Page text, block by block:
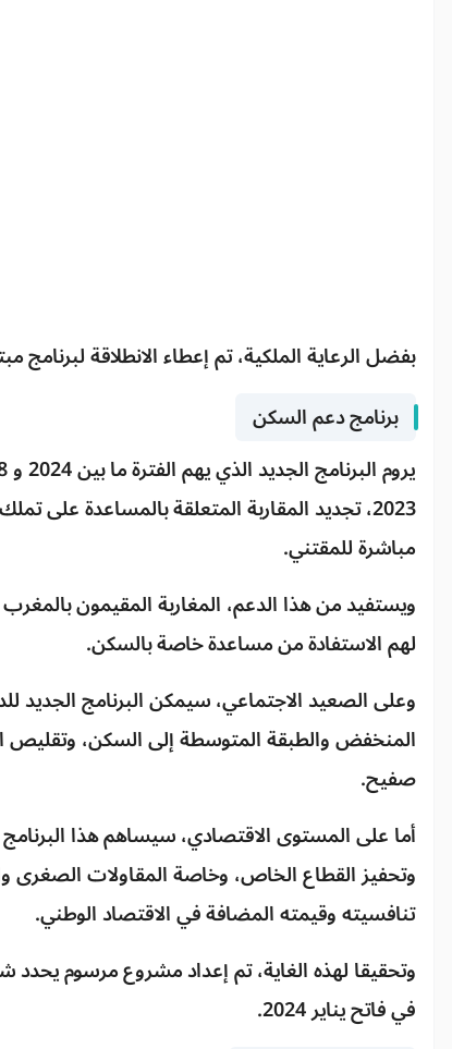
بفضل الرعاية الملكية، تم إعطاء الانطلاقة
برنامج دعم السكن
2023، تجديد المقاربة المتعلقة بالمساعدة
مباشرة للمقتني.
ويستفيد من هذا الدعم، المغاربة المقيمون
لهم الاستفادة من مساعدة خاصة بالسكن.
وعلى الصعيد الاجتماعي، سيمكن البرنامج
المنخفض والطبقة المتوسطة إلى السكن، وتقليص
صفيح.
أما على المستوى الاقتصادي، سيساهم هذا
وتحفيز القطاع الخاص، وخاصة المقاولات
تنافسيته وقيمته المضافة في الاقتصاد الوطني.
وتحقيقا لهذه الغاية، تم إعداد مشروع مرسوم
في فاتح يناير 2024.